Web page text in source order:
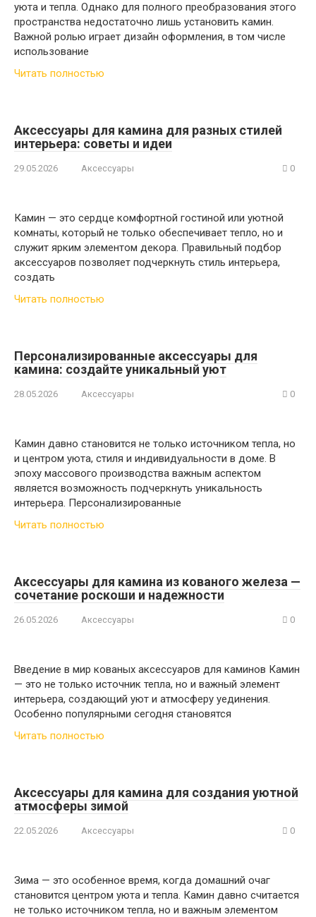
уюта и тепла. Однако для полного преобразования этого
пространства недостаточно лишь установить камин.
Важной ролью играет дизайн оформления, в том числе
использование
Читать полностью
Аксессуары для камина для разных стилей
интерьера: советы и идеи
29.05.2026 Аксессуары 0
Камин — это сердце комфортной гостиной или уютной
комнаты, который не только обеспечивает тепло, но и
служит ярким элементом декора. Правильный подбор
аксессуаров позволяет подчеркнуть стиль интерьера,
создать
Читать полностью
Персонализированные аксессуары для
камина: создайте уникальный уют
28.05.2026 Аксессуары 0
Камин давно становится не только источником тепла, но
и центром уюта, стиля и индивидуальности в доме. В
эпоху массового производства важным аспектом
является возможность подчеркнуть уникальность
интерьера. Персонализированные
Читать полностью
Аксессуары для камина из кованого железа —
сочетание роскоши и надежности
26.05.2026 Аксессуары 0
Введение в мир кованых аксессуаров для каминов Камин
— это не только источник тепла, но и важный элемент
интерьера, создающий уют и атмосферу уединения.
Особенно популярными сегодня становятся
Читать полностью
Аксессуары для камина для создания уютной
атмосферы зимой
22.05.2026 Аксессуары 0
Зима — это особенное время, когда домашний очаг
становится центром уюта и тепла. Камин давно считается
не только источником тепла, но и важным элементом